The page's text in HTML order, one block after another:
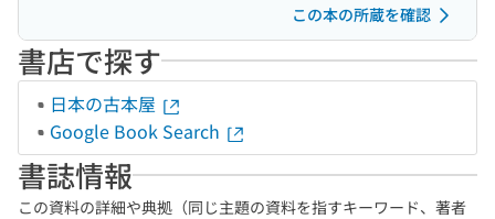
この本の所蔵を確認
書店で探す
日本の古本屋
Google Book Search
書誌情報
この資料の詳細や典拠（同じ主題の資料を指すキーワード、著者